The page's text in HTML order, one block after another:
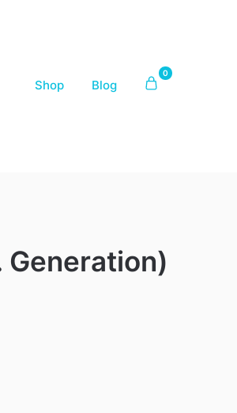
Shop Blog
0
Generation)